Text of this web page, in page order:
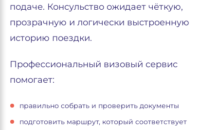
подаче. Консульство ожидает чёткую,
прозрачную и логически выстроенную
историю поездки.
Профессиональный визовый сервис
помогает:
правильно собрать и проверить документы
подготовить маршрут, который соответствует